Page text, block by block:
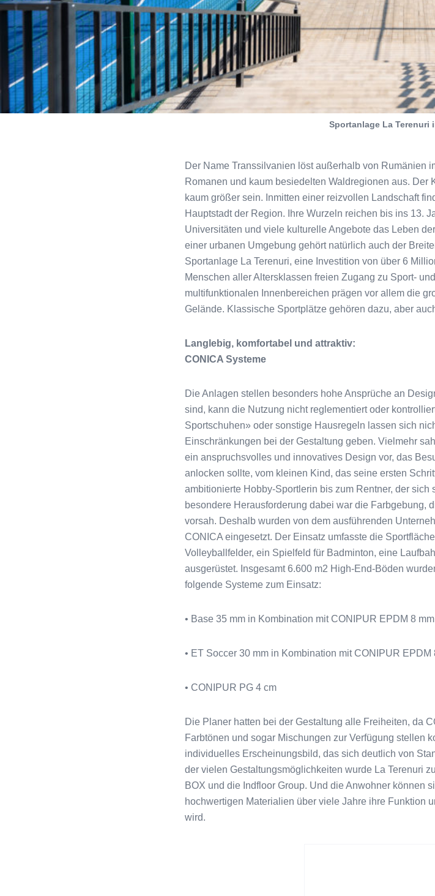
Sportanlage La Terenuri
Der Name Transsilvanien löst außerhalb von Rumänien
Romanen und kaum besiedelten Waldregionen aus. Der
kaum größer sein. Inmitten einer reizvollen Landschaft
Hauptstadt der Region. Ihre Wurzeln reichen bis ins 13.
Universitäten und viele kulturelle Angebote das Leben
einer urbanen Umgebung gehört natürlich auch der
Sportanlage La Terenuri, eine Investition von über 6
Menschen aller Altersklassen freien Zugang zu Sport-
multifunktionalen Innenbereichen prägen vor allem die
Gelände. Klassische Sportplätze gehören dazu, aber
Langlebig, komfortabel und attraktiv:
CONICA Systeme
Die Anlagen stellen besonders hohe Ansprüche an
sind, kann die Nutzung nicht reglementiert oder
Sportschuhen» oder sonstige Hausregeln lassen sich
Einschränkungen bei der Gestaltung geben. Vielmehr
ein anspruchsvolles und innovatives Design vor, das
anlocken sollte, vom kleinen Kind, das seine ersten
ambitionierte Hobby-Sportlerin bis zum Rentner, der
besondere Herausforderung dabei war die Farbgebung,
vorsah. Deshalb wurden von dem ausführenden
CONICA eingesetzt. Der Einsatz umfasste die
Volleyballfelder, ein Spielfeld für Badminton, eine
ausgerüstet. Insgesamt 6.600 m2 High-End-Böden
folgende Systeme zum Einsatz:
• Base 35 mm in Kombination mit CONIPUR EPDM 8 mm
• ET Soccer 30 mm in Kombination mit CONIPUR EPDM
• CONIPUR PG 4 cm
Die Planer hatten bei der Gestaltung alle Freiheiten, da
Farbtönen und sogar Mischungen zur Verfügung stellen
individuelles Erscheinungsbild, das sich deutlich von
der vielen Gestaltungsmöglichkeiten wurde La Terenuri
BOX und die Indfloor Group. Und die Anwohner können
hochwertigen Materialien über viele Jahre ihre Funktion
wird.